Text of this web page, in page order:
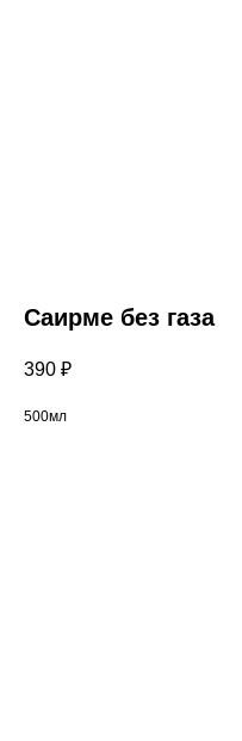
Саирме без газа
390 ₽
500мл